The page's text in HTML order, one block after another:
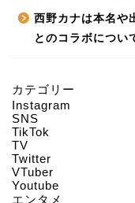
西野カナは本名や
とのコラボについ
カテゴリー
Instagram
SNS
TikTok
TV
Twitter
VTuber
Youtube
エンタメ